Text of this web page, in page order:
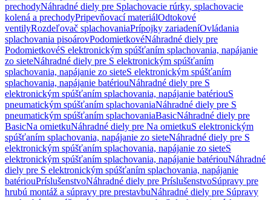
prechodyNáhradné diely pre Splachovacie rúrky, splachovacie
kolená a prechodyPripevňovací materiálOdtokové
ventilyRozdeľovač splachovaniaPrípojky zariadeníOvládania
splachovania pisoárovPodomietkovéNáhradné diely pre
PodomietkovéS elektronickým spúšťaním splachovania, napájanie
zo sieteNáhradné diely pre S elektronickým spúšťaním
splachovania, napájanie zo sieteS elektronickým spúšťaním
splachovania, napájanie batériouNáhradné diely pre S
elektronickým spúšťaním splachovania, napájanie batériouS
pneumatickým spúšťaním splachovaniaNáhradné diely pre S
pneumatickým spúšťaním splachovaniaBasicNáhradné diely pre
BasicNa omietkuNáhradné diely pre Na omietkuS elektronickým
spúšťaním splachovania, napájanie zo sieteNáhradné diely pre S
elektronickým spúšťaním splachovania, napájanie zo sieteS
elektronickým spúšťaním splachovania, napájanie batériouNáhradné
diely pre S elektronickým spúšťaním splachovania, napájanie
batériouPríslušenstvoNáhradné diely pre PríslušenstvoSúpravy pre
hrubú montáž a súpravy pre prestavbuNáhradné diely pre Súpravy